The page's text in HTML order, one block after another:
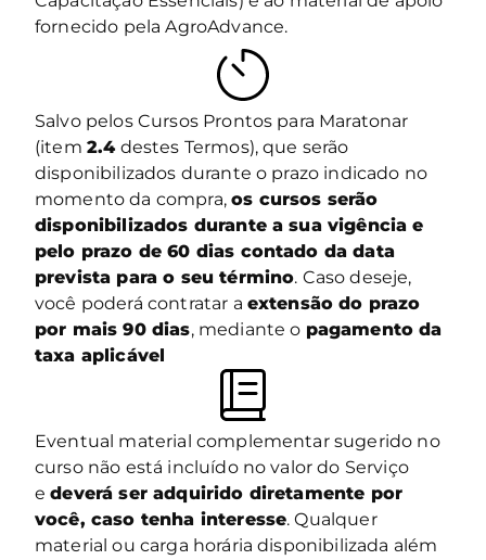
fornecido pela AgroAdvance.
Salvo pelos Cursos Prontos para Maratonar
(item 2.4destes Termos), que serão
disponibilizados durante o prazo indicado no
momento da compra,os cursos serão
disponibilizados durante a sua vigência e
pelo prazo de 60 dias contado da data
prevista para o seu término. Caso deseje,
você poderá contratar a extensão do prazo
por mais 90 dias, mediante o pagamento da
taxa aplicável
Eventual material complementar sugerido no
curso não está incluído no valor do Serviço
edeverá ser adquirido diretamente por
você, caso tenha interesse. Qualquer
material ou carga horária disponibilizada além